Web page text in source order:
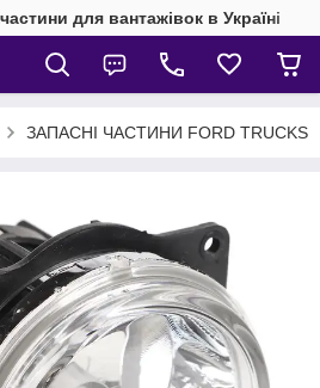
для вантажівок в Україні
ЗАПАСНІ ЧАСТИНИ FORD TRUCKS